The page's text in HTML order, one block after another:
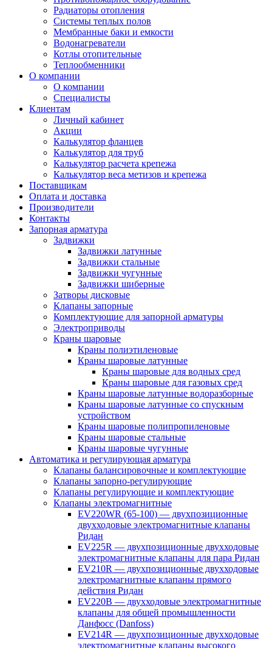
Радиаторы отопления
Системы теплых полов
Мембранные баки и емкости
Водонагреватели
Котлы отопительные
Теплообменники
О компании
О компании
Специалисты
Клиентам
Личный кабинет
Акции
Калькулятор фланцев
Калькулятор для труб
Калькулятор расчета крепежа
Калькулятор веса метизов и крепежа
Поставщикам
Оплата и доставка
Производители
Контакты
Запорная арматура
Задвижки
Задвижки латунные
Задвижки стальные
Задвижки чугунные
Задвижки шиберные
Затворы дисковые
Клапаны запорные
Комплектующие для запорной арматуры
Электроприводы
Краны шаровые
Краны полиэтиленовые
Краны шаровые латунные
Краны шаровые для водных сред
Краны шаровые для газовых сред
Краны шаровые латунные водоразборные
Краны шаровые латунные со спускным
устройством
Краны шаровые полипропиленовые
Краны шаровые стальные
Краны шаровые чугунные
Автоматика и регулирующая арматура
Клапаны балансировочные и комплектующие
Клапаны запорно-регулирующие
Клапаны регулирующие и комплектующие
Клапаны электромагнитные
EV220WR (65-100) — двухпозиционные
двухходовые электромагнитные клапаны
Ридан
EV225R — двухпозиционные двухходовые
электромагнитные клапаны для пара Ридан
EV210R — двухпозиционные двухходовые
электромагнитные клапаны прямого
действия Ридан
EV220B — двухходовые электромагнитные
клапаны для общей промышленности
Данфосс (Danfoss)
EV214R — двухпозиционные двухходовые
электромагнитные клапаны высокого